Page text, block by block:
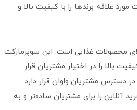
علاقه برندها را با کیفیت بالا و
محصولات غذایی است. این سوپرمارکت
بالا را در اختیار مشتریان قرار
مشتریان واوان قرار دارد.
آنلاین را برای مشتریان ساده‌تر و به